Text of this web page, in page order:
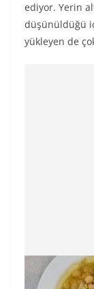
ediyor. Yerin
düşünüldüğü
yükleyen de